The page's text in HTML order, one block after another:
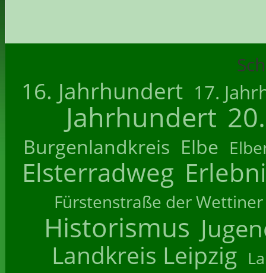
16. Jahrhundert 17.
Jahrhundert
Burgenlandkreis Elbe
Elsterradweg
Fürstenstraße der Wettiner
Historismus
Landkreis Leipzig